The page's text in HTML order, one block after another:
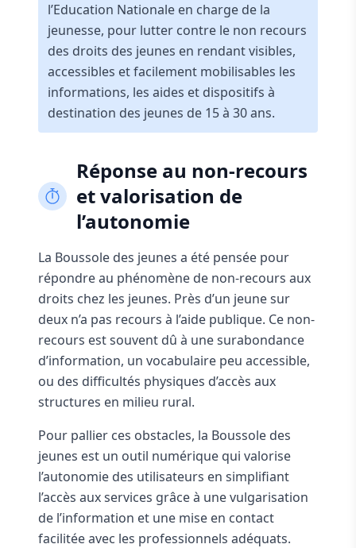
l’Education Nationale en charge de la
jeunesse, pour lutter contre le non recours
des droits des jeunes en rendant visibles,
accessibles et facilement mobilisables les
informations, les aides et dispositifs à
destination des jeunes de 15 à 30 ans.
Réponse au non-recours
et valorisation de
l’autonomie
La Boussole des jeunes a été pensée pour
répondre au phénomène de non-recours aux
droits chez les jeunes. Près d’un jeune sur
deux n’a pas recours à l’aide publique. Ce non-
recours est souvent dû à une surabondance
d’information, un vocabulaire peu accessible,
ou des difficultés physiques d’accès aux
structures en milieu rural.
Pour pallier ces obstacles, la Boussole des
jeunes est un outil numérique qui valorise
l’autonomie des utilisateurs en simplifiant
l’accès aux services grâce à une vulgarisation
de l’information et une mise en contact
facilitée avec les professionnels adéquats.